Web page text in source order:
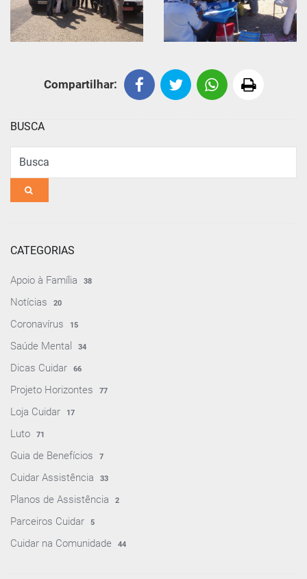
Compartilhar:
BUSCA
Busca
CATEGORIAS
Apoio à Família 38
Notícias 20
Coronavírus 15
Saúde Mental 34
Dicas Cuidar 66
Projeto Horizontes 77
Loja Cuidar 17
Luto 71
Guia de Benefícios 7
Cuidar Assistência 33
Planos de Assistência 2
Parceiros Cuidar 5
Cuidar na Comunidade 44